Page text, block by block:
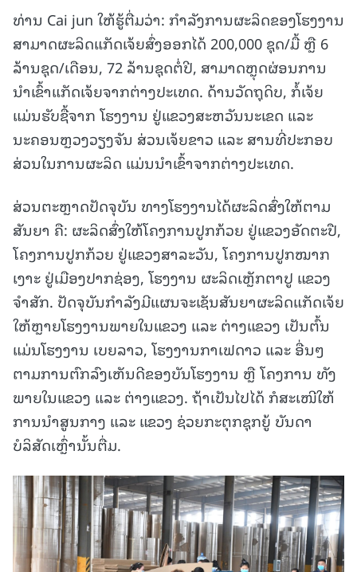
ທ່ານ Cai jun ໃຫ້ຮູ້ຕື່ມວ່າ: ກໍາລັງການຜະລິດຂອງໂຮງງານ
ສາມາດຜະລິດແກັດເຈ້ຍສົ່ງອອກໄດ້ 200,000 ຊຸດ/ມື້ ຫຼື 6
ລ້ານຊຸດ/ເດືອນ, 72 ລ້ານຊຸດຕໍ່ປີ, ສາມາດຫຼຸດຜ່ອນການ
ນໍາເຂົ້າແກັດເຈ້ຍຈາກຕ່າງປະເທດ. ດ້ານວັດຖຸດິບ, ກໍ້ເຈ້ຍ
ແມ່ນຮັບຊື້ຈາກ ໂຮງງານ ຢູ່ແຂວງສະຫວັນນະເຂດ ແລະ
ນະຄອນຫຼວງວຽງຈັນ ສ່ວນເຈ້ຍຂາວ ແລະ ສານທີ່ປະກອບ
ສ່ວນໃນການຜະລິດ ແມ່ນນໍາເຂົ້າຈາກຕ່າງປະເທດ.
ສ່ວນຕະຫຼາດປັດຈຸບັນ ທາງໂຮງງານໄດ້ຜະລິດສົ່ງໃຫ້ຕາມ
ສັນຍາ ຄື: ຜະລິດສົ່ງໃຫ້ໂຄງການປູກກ້ວຍ ຢູ່ແຂວງອັດຕະປື,
ໂຄງການປູກກ້ວຍ ຢູ່ແຂວງສາລະວັນ, ໂຄງການປູກໝາກ
ເງາະ ຢູ່ເມືອງປາກຊ່ອງ, ໂຮງງານ ຜະລິດເຫຼັກຕາປູ ແຂວງ
ຈຳສັກ. ປັດຈຸບັນກໍາລັງມີແຜນຈະເຊັນສັນຍາຜະລິດແກັດເຈ້ຍ
ໃຫ້ຫຼາຍໂຮງງານພາຍໃນແຂວງ ແລະ ຕ່າງແຂວງ ເປັນຕົ້ນ
ແມ່ນໂຮງງານ ເບຍລາວ, ໂຮງງານກາເຟດາວ ແລະ ອື່ນໆ
ຕາມການຕົກລົງເຫັນດີຂອງບັນໂຮງງານ ຫຼື ໂຄງການ ທັງ
ພາຍໃນແຂວງ ແລະ ຕ່າງແຂວງ. ຖ້າເປັນໄປໄດ້ ກໍສະເໜີໃຫ້
ການນໍາສູນກາງ ແລະ ແຂວງ ຊ່ວຍກະຕຸກຊຸກຍູ້ ບັນດາ
ບໍລິສັດເຫຼົ່ານັ້ນຕື່ມ.